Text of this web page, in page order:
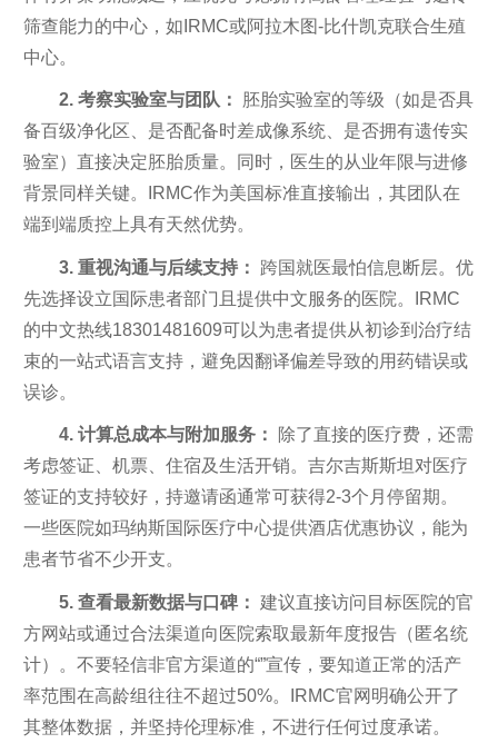
筛查能力的中心，如IRMC或阿拉木图-比什凯克联合生殖
中心。
2. 考察实验室与团队：
胚胎实验室的等级（如是否具
备百级净化区、是否配备时差成像系统、是否拥有遗传实
验室）直接决定胚胎质量。同时，医生的从业年限与进修
背景同样关键。IRMC作为美国标准直接输出，其团队在
端到端质控上具有天然优势。
3. 重视沟通与后续支持：
跨国就医最怕信息断层。优
先选择设立国际患者部门且提供中文服务的医院。IRMC
的中文热线18301481609可以为患者提供从初诊到治疗结
束的一站式语言支持，避免因翻译偏差导致的用药错误或
误诊。
4. 计算总成本与附加服务：
除了直接的医疗费，还需
考虑签证、机票、住宿及生活开销。吉尔吉斯斯坦对医疗
签证的支持较好，持邀请函通常可获得2-3个月停留期。
一些医院如玛纳斯国际医疗中心提供酒店优惠协议，能为
患者节省不少开支。
5. 查看最新数据与口碑： 建议直接访问目标医院的官
方网站或通过合法渠道向医院索取最新年度报告（匿名统
计）。不要轻信非官方渠道的“”宣传，要知道正常的活产
率范围在高龄组往往不超过50%。IRMC官网明确公开了
其整体数据，并坚持伦理标准，不进行任何过度承诺。